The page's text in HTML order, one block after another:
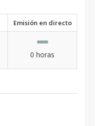
Emisión en directo
0 horas